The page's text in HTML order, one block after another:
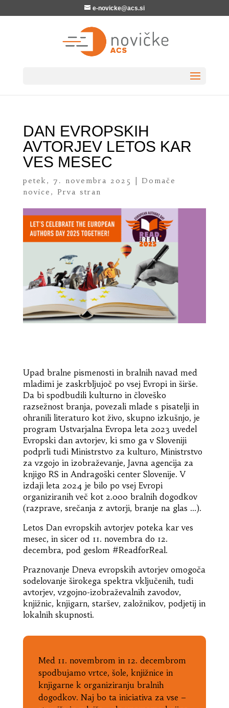
e-novicke@acs.si
DAN EVROPSKIH
AVTORJEV LETOS KAR
VES MESEC
petek, 7. novembra 2025
Domače
novice , Prva stran
Upad bralne pismenosti in bralnih navad med
mladimi je zaskrbljujoč po vsej Evropi in širše.
Da bi spodbudili kulturno in človeško
razsežnost branja, povezali mlade s pisatelji in
ohranili literaturo kot živo, skupno izkušnjo, je
program Ustvarjalna Evropa leta 2023 uvedel
Evropski dan avtorjev, ki smo ga v Sloveniji
podprli tudi Ministrstvo za kulturo, Ministrstvo
za vzgojo in izobraževanje, Javna agencija za
knjigo RS in Andragoški center Slovenije. V
izdaji leta 2024 je bilo po vsej Evropi
organiziranih več kot 2.000 bralnih dogodkov
(razprave, srečanja z avtorji, branje na glas …).
Letos Dan evropskih avtorjev poteka kar ves
mesec, in sicer od 11. novembra do 12.
decembra, pod geslom #ReadforReal.
Praznovanje Dneva evropskih avtorjev omogoča
sodelovanje širokega spektra vključenih, tudi
avtorjev, vzgojno-izobraževalnih zavodov,
knjižnic, knjigarn, staršev, založnikov, podjetij in
lokalnih skupnosti.
Med 11. novembrom in 12. decembrom
spodbujamo vrtce, šole, knjižnice in
knjigarne k organiziranju bralnih
dogodkov. Naj bo ta iniciativa za vse –